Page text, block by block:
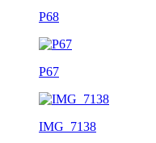
P68
P67
IMG_7138